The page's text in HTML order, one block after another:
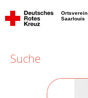
Ortsverein
Saarlouis
Suche